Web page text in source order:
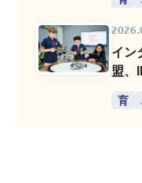
イン
盟、
育